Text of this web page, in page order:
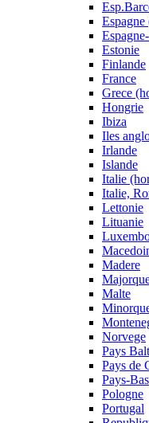
Espagne
Estonie
Finlande
France
Grece
Hongrie
Ibiza
Iles
Irlande
Islande
Italie
Italie,
Lettonie
Lituanie
Madere
Malte
Norvege
Pays
Pays de
Pays-Bas
Pologne
Portugal